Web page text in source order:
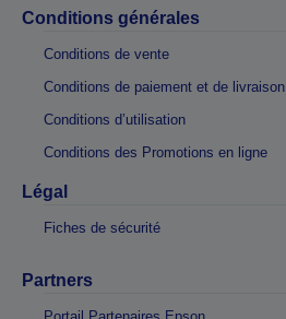
Conditions générales
Conditions de vente
Conditions de paiement et de livraison
Conditions d’utilisation
Conditions des Promotions en ligne
Légal
Fiches de sécurité
Partners